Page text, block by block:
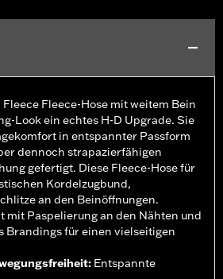
Fleece-Hose mit weitem Bein
Look ein echtes H-D Upgrade. Sie
in entspannter Passform
dennoch strapazierfähigen
gefertigt. Diese Fleece-Hose für
Kordelzugbund,
an den Beinöffnungen.
mit Paspelierung an den Nähten und
Brandings für einen vielseitigen
: Entspannte